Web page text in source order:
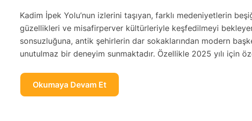
Kadim İpek Yolu’nun izlerini taşıyan, farklı medeniyetlerin
güzellikleri ve misafirperver kültürleriyle keşfedilmeyi
sonsuzluğuna, antik şehirlerin dar sokaklarından modern
unutulmaz bir deneyim sunmaktadır. Özellikle 2025 yılı için
Okumaya Devam Et